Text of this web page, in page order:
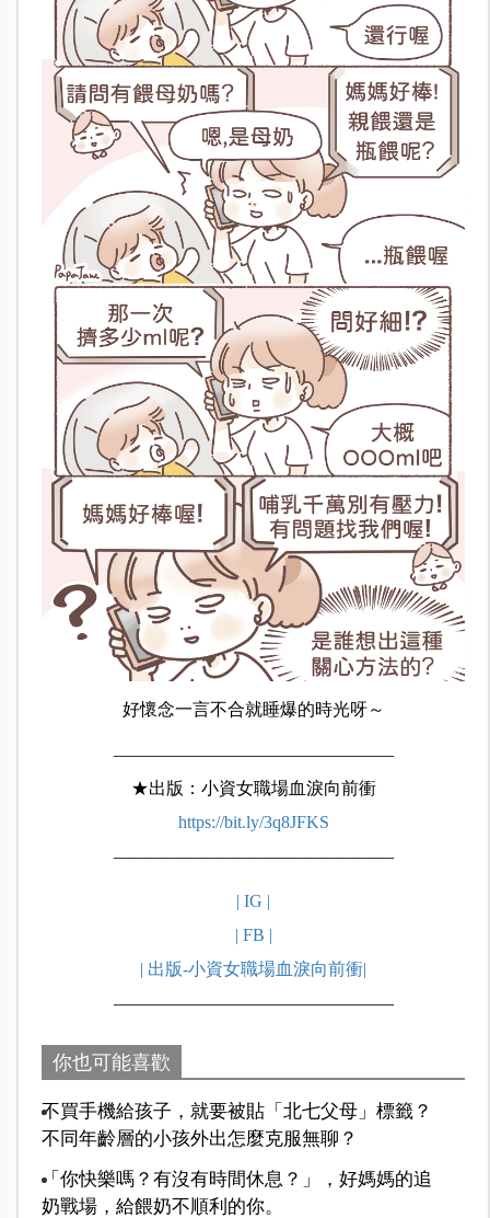
好懷念一言不合就睡爆的時光呀～
————————————————
★出版：小資女職場血淚向前衝
https://bit.ly/3q8JFKS
————————————————
| IG |
| FB |
| 出版-小資女職場血淚向前衝|
————————————————
你也可能喜歡
不買手機給孩子，就要被貼「北七父母」標籤？
不同年齡層的小孩外出怎麼克服無聊？
「你快樂嗎？有沒有時間休息？」，好媽媽的追
奶戰場，給餵奶不順利的你。